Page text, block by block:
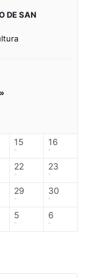
DE SAN
15 16
22 23
29 30
5 6